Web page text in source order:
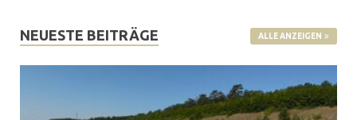
NEUESTE BEITRÄGE ALLE ANZEIGEN